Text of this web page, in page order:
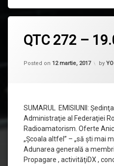
QTC 272 –
Posted on 12 martie, 2017 by
SUMARUL EMISIUNII:
Administraţie al Federaţiei
Radioamatorism. Oferte
„Şcoala altfel” – „să şti mai
Adunarea generală a
Propagare , activităţiDX ,
un
comentariu
QTC